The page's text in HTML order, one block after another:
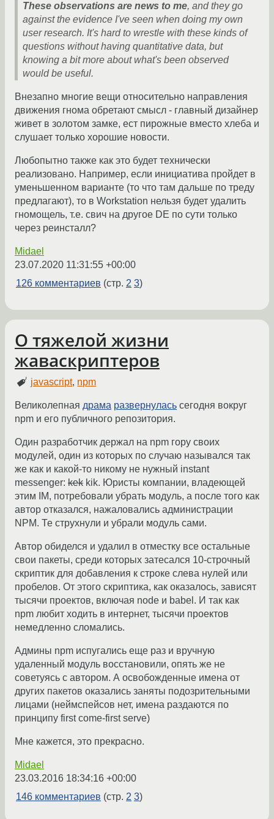
These observations are news to me, and they go
against the evidence I've seen when doing my own
user research. It's hard to wrestle with these kinds of
questions without having quantitative data, but
knowing a bit more about what's been observed
would be useful.
Внезапно многие вещи относительно направления
движения гнома обретают смысл - главный дизайнер
живет в золотом замке, ест пирожные вместо хлеба и
слушает только хорошие новости.
Любопытно также как это будет технически
реализовано. Например, если инициатива пройдет в
уменьшенном варианте (то что там дальше по треду
предлагают), то в Workstation нельзя будет удалить
гномощель, т.е. свич на другое DE по сути только
через реинсталл?
Midael
23.07.2020 11:31:55 +00:00
126 комментариев (стр. 2 3)
О тяжелой жизни
жаваскриптеров
javascript, npm
Великолепная драма развернулась сегодня вокруг
npm и его публичного репозитория.
Один разработчик держал на npm гору своих
модулей, один из которых по случаю назывался так
же как и какой-то никому не нужный instant
messenger: kek kik. Юристы компании, владеющей
этим IM, потребовали убрать модуль, а после того как
автор отказался, нажаловались администрации
NPM. Те струхнули и убрали модуль сами.
Автор обиделся и удалил в отместку все остальные
свои пакеты, среди которых затесался 10-строчный
скриптик для добавления к строке слева нулей или
пробелов. От этого скриптика, как оказалось, зависят
тысячи проектов, включая node и babel. И так как
npm любит ходить в интернет, тысячи проектов
немедленно сломались.
Админы npm испугались еще раз и вручную
удаленный модуль восстановили, опять же не
советуясь с автором. А освобожденные имена от
других пакетов оказались заняты подозрительными
лицами (неймспейсов нет, имена раздаются по
принципу first come-first serve)
Мне кажется, это прекрасно.
Midael
23.03.2016 18:34:16 +00:00
146 комментариев (стр. 2 3)